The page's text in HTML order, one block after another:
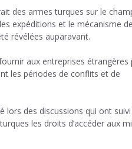
des armes turques sur le
expéditions et le mécanisme
révélées auparavant.
aux entreprises étrangères
les périodes de conflits et de
lors des discussions qui ont suivi
les droits d’accéder aux